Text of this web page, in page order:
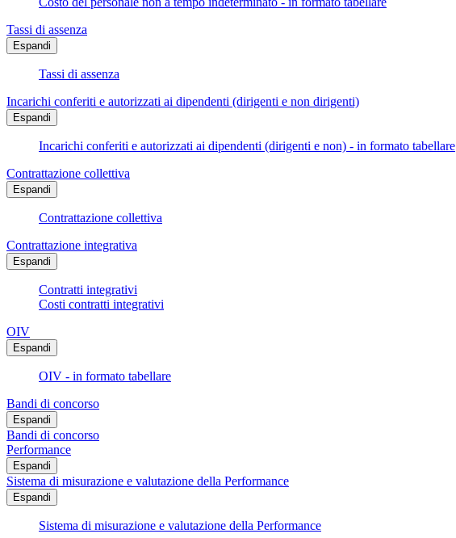
Tassi di assenza
Espandi
Tassi di assenza
Incarichi conferiti e autorizzati ai dipendenti (dirigenti e non dirigenti)
Espandi
Incarichi conferiti e autorizzati ai dipendenti (dirigenti e non) - in formato tabellare
Contrattazione collettiva
Espandi
Contrattazione collettiva
Contrattazione integrativa
Espandi
Contratti integrativi
Costi contratti integrativi
OIV
Espandi
OIV - in formato tabellare
Bandi di concorso
Espandi
Bandi di concorso
Performance
Espandi
Sistema di misurazione e valutazione della Performance
Espandi
Sistema di misurazione e valutazione della Performance